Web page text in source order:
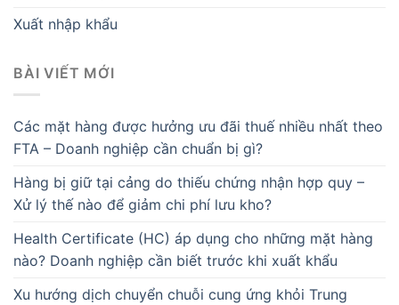
Xuất nhập khẩu
BÀI VIẾT MỚI
Các mặt hàng được hưởng ưu đãi thuế nhiều nhất theo
FTA – Doanh nghiệp cần chuẩn bị gì?
Hàng bị giữ tại cảng do thiếu chứng nhận hợp quy –
Xử lý thế nào để giảm chi phí lưu kho?
Health Certificate (HC) áp dụng cho những mặt hàng
nào? Doanh nghiệp cần biết trước khi xuất khẩu
Xu hướng dịch chuyển chuỗi cung ứng khỏi Trung